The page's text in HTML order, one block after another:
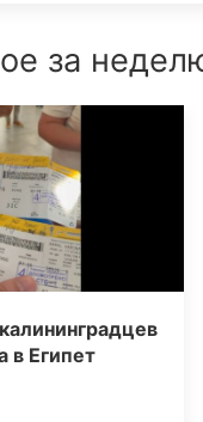
за
в Египет